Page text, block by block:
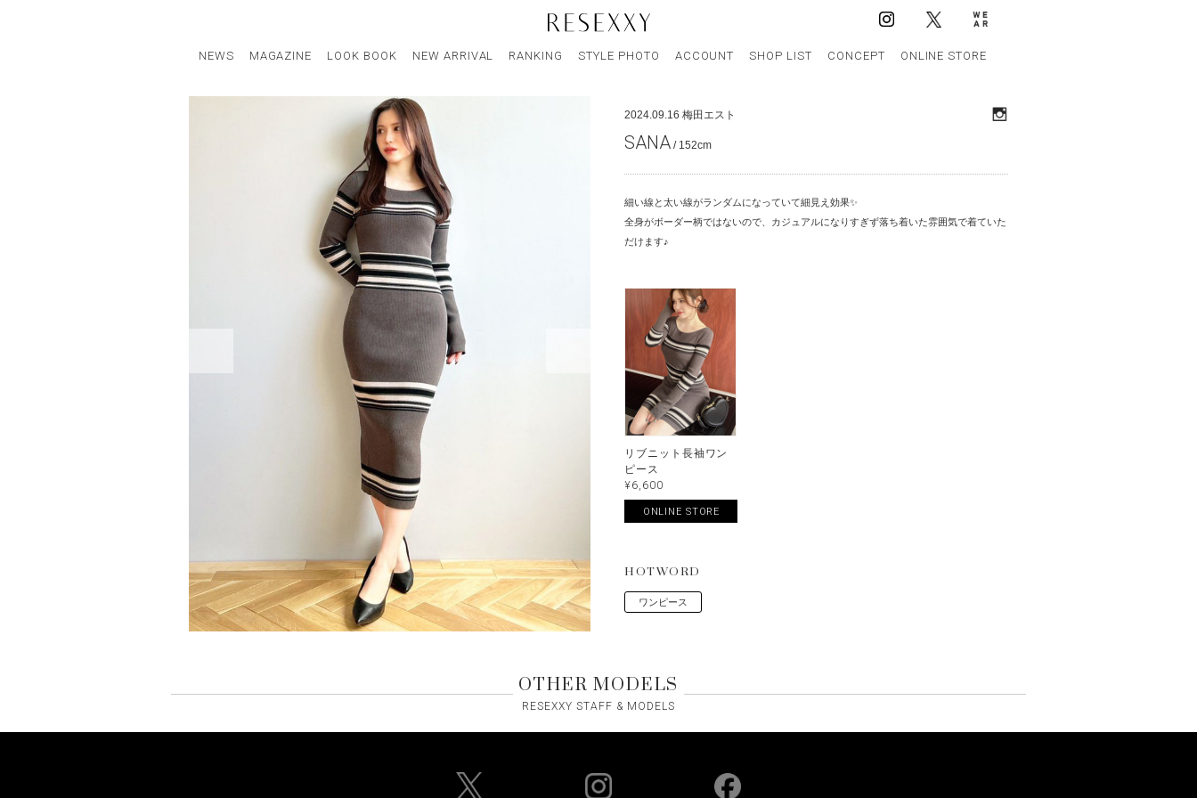
NEWS MAGAZINE LOOK BOOK NEW ARRIVAL RANKING STYLE PHOTO ACCOUNT SHOP LIST CONCEPT ONLINE STORE
2024.09.16 梅田エスト
SANA / 152cm
細い線と太い線がランダムになっていて細見え効果✨
全身がボーダー柄ではないので、カジュアルになりすぎず落ち着いた雰囲気で着ていた
だけます♪
リブニット長袖ワン
ピース
¥6,600
ONLINE STORE
HOTWORD
ワンピース
OTHER MODELS
RESEXXY STAFF & MODELS